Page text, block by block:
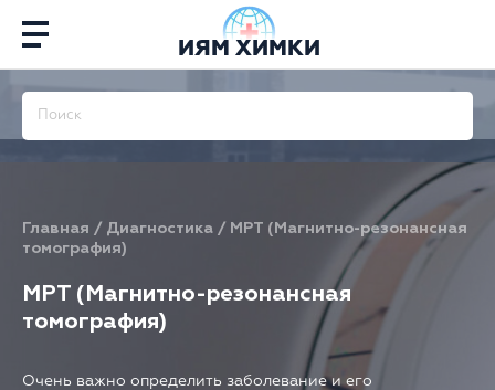
ИЯМ ХИМКИ
Главная / Диагностика / МРТ (Магнитно-резонансная
томография)
МРТ (Магнитно-резонансная
томография)
Очень важно определить заболевание и его